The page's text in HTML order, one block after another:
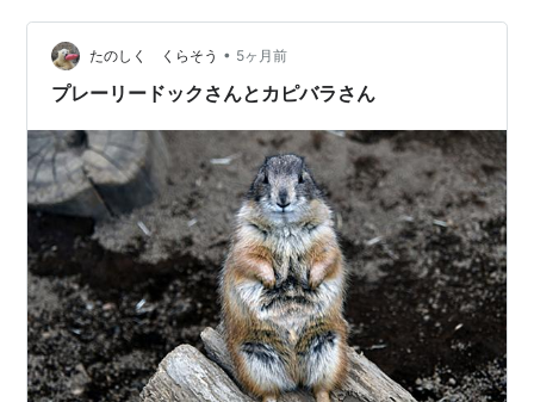
たのしく くらそう • 5ヶ月前
プレーリードックさんとカピバラさん